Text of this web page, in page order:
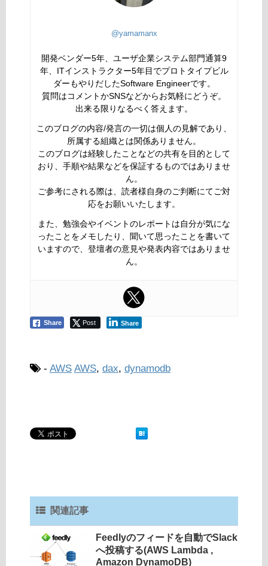
@yamamanx
開発ベンダー5年、ユーザ企業システム部門通算9
年、ITインストラクター5年目でプロトタイプビル
ダーもやりだしたSoftware Engineerです。
質問はコメントかSNSなどからお気軽にどうぞ。
出来る限りなるべく答えます。
このブログの内容/発言の一切は個人の見解であり、
所属する組織とは関係ありません。
このブログは経験したことなどの共有を目的として
おり、手順や結果などを保証するものではありませ
ん。
ご参考にされる際は、読者様自身のご判断にてご対
応をお願いいたします。
また、勉強会やイベントのレポートは自分が気にな
ったことをメモしたり、聞いて思ったことを書いて
いますので、登壇者の意見や発表内容ではありませ
ん。
Share Post Share
- AWS AWS, dax, dynamodb
関連記事
Feedlyのフィードを自動でSlack
へ投稿する(AWS Lambda ,
Amazon DynamoDB)